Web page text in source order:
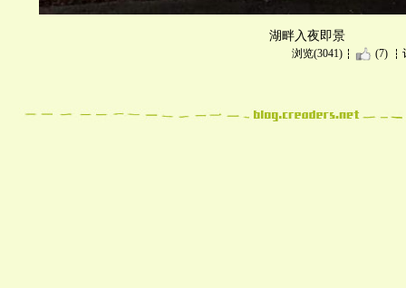
湖畔入夜即景
浏览(3041) (7)